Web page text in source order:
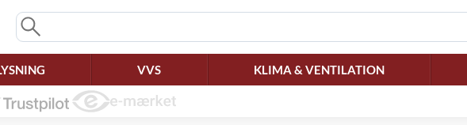
VVS KLIMA & VENTILATION